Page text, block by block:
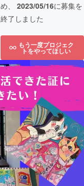
め、 2023/05/16に募集を
終了しました
もう一度プロジェク
トをやってほしい